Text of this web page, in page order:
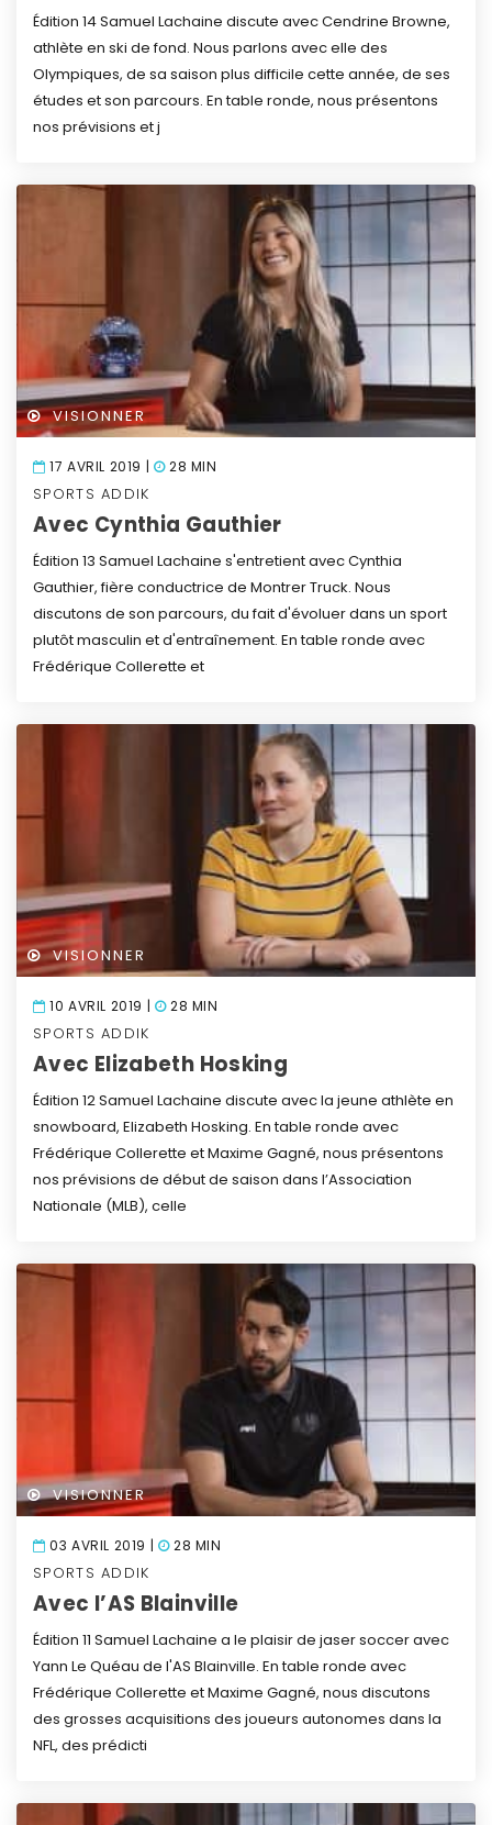
Édition 14Samuel Lachaine discute avec Cendrine Browne,
athlète en ski de fond. Nous parlons avec elle des
Olympiques, de sa saison plus difficile cette année, de ses
études et son parcours. En table ronde, nous présentons
nos prévisions et j
VISIONNER
17 AVRIL 2019 | 28 MIN
SPORTS ADDIK
Avec Cynthia Gauthier
Édition 13 Samuel Lachaine s'entretient avec Cynthia
Gauthier, fière conductrice de Montrer Truck. Nous
discutons de son parcours, du fait d'évoluer dans un sport
plutôt masculin et d'entraînement. En table ronde avec
Frédérique Collerette et
VISIONNER
10 AVRIL 2019 | 28 MIN
SPORTS ADDIK
Avec Elizabeth Hosking
Édition 12Samuel Lachaine discute avec la jeune athlète en
snowboard, Elizabeth Hosking. En table ronde avec
Frédérique Collerette et Maxime Gagné, nous présentons
nos prévisions de début de saison dans l’Association
Nationale (MLB), celle
VISIONNER
03 AVRIL 2019 | 28 MIN
SPORTS ADDIK
Avec l’AS Blainville
Édition 11 Samuel Lachaine a le plaisir de jaser soccer avec
Yann Le Quéau de l'AS Blainville. En table ronde avec
Frédérique Collerette et Maxime Gagné, nous discutons
des grosses acquisitions des joueurs autonomes dans la
NFL, des prédicti